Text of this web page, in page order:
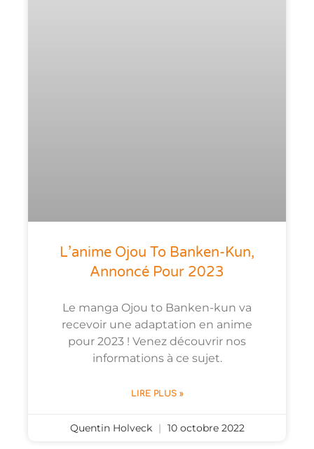
L’anime Ojou To Banken-Kun,
Annoncé Pour 2023
Le manga Ojou to Banken-kun va
recevoir une adaptation en anime
pour 2023 ! Venez découvrir nos
informations à ce sujet.
LIRE PLUS »
Quentin Holveck 10 octobre 2022